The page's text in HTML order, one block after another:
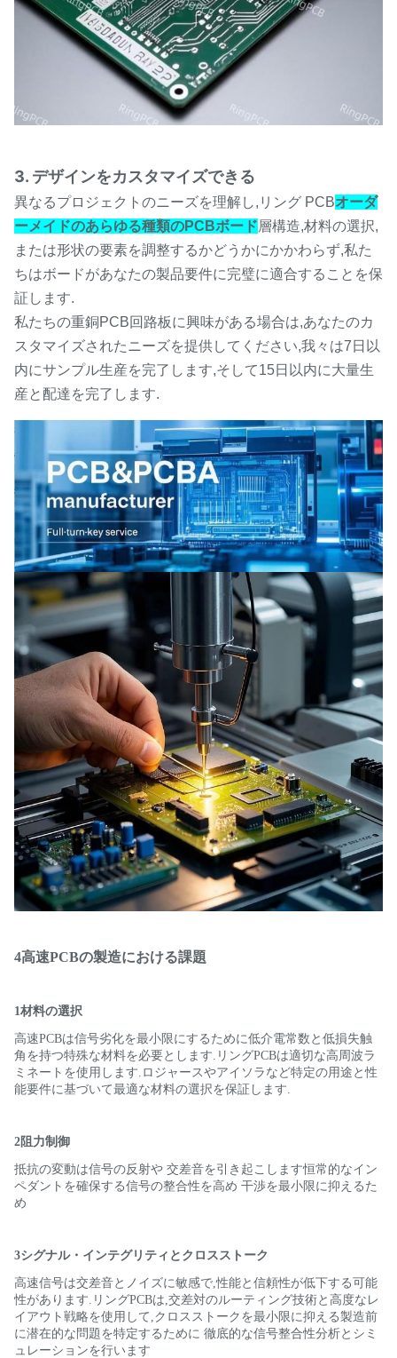
3. デザインをカスタマイズできる
異なるプロジェクトのニーズを理解し,リング PCBオーダ
ーメイドのあらゆる種類のPCBボード層構造,材料の選択,
または形状の要素を調整するかどうかにかかわらず,私た
ちはボードがあなたの製品要件に完璧に適合することを保
証します.
私たちの重銅PCB回路板に興味がある場合は,あなたのカ
スタマイズされたニーズを提供してください,我々は7日以
内にサンプル生産を完了します,そして15日以内に大量生
産と配達を完了します.
4高速PCBの製造における課題
1材料の選択
高速PCBは信号劣化を最小限にするために低介電常数と低損失触
角を持つ特殊な材料を必要とします.リングPCBは適切な高周波ラ
ミネートを使用します.ロジャースやアイソラなど特定の用途と性
能要件に基づいて最適な材料の選択を保証します.
2阻力制御
抵抗の変動は信号の反射や 交差音を引き起こします恒常的なイン
ペダントを確保する信号の整合性を高め 干渉を最小限に抑えるた
め
3シグナル・インテグリティとクロスストーク
高速信号は交差音とノイズに敏感で,性能と信頼性が低下する可能
性があります.リングPCBは,交差対のルーティング技術と高度なレ
イアウト戦略を使用して,クロスストークを最小限に抑える製造前
に潜在的な問題を特定するために 徹底的な信号整合性分析とシミ
ュレーションを行います